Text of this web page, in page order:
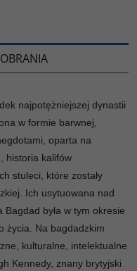
najpotężniejszej dynastii
w formie barwnej,
oparta na
historia kalifów
stuleci, które zostały
Ich usytuowana nad
Bagdad była w tym okresie
życia. Na bagdadzkim
kulturalne, intelektualne
Kennedy, znany brytyjski